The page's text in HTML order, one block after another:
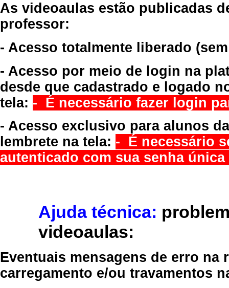
As videoaulas estão publicadas
professor:
- Acesso totalmente liberado
- Acesso por meio de login na
desde que cadastrado e logado
tela: - É necessário fazer login
- Acesso exclusivo para alunos
lembrete na tela: - É necessário
autenticado com sua senha
Ajuda técnica:
videoaulas:
Eventuais mensagens de erro
carregamento e/ou travamentos